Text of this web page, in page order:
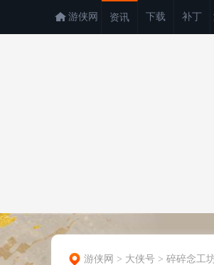
游侠网 资讯 下载 补丁
游侠网 > 大侠号 > 碎碎念工